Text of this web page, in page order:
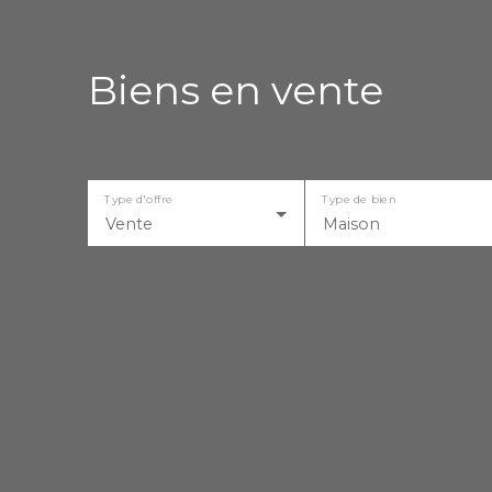
Biens en vente
Vente
Type d'offre
Maison
Type de bien